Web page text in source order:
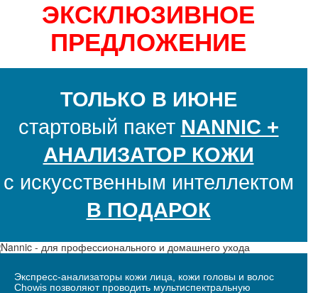
ЭКСКЛЮЗИВНОЕ
ПРЕДЛОЖЕНИЕ
ТОЛЬКО В ИЮНЕ
стартовый пакет NANNIC +
АНАЛИЗАТОР КОЖИ
с искусственным интеллектом
В ПОДАРОК
Экспресс-анализаторы кожи лица, кожи головы и волос
Chowis позволяют проводить мультиспектральную